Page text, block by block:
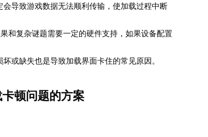
会导致游戏数据无法顺利传输，使加载过程中断
和复杂谜题需要一定的硬件支持，如果设备配置
坏或缺失也是导致加载界面卡住的常见原因。
顿问题的方案